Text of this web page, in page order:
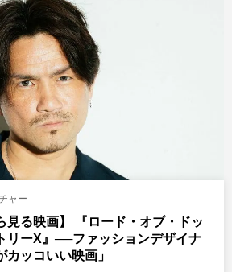
ャー
見る映画】 『ロード・オブ・ドッ
リーX』──ファッションデザイナ
ッコいい映画」